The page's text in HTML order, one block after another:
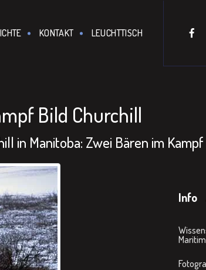
KONTAKT LEUCHTTISCH
Bild Churchill
in Manitoba: Zwei Bären im
Info